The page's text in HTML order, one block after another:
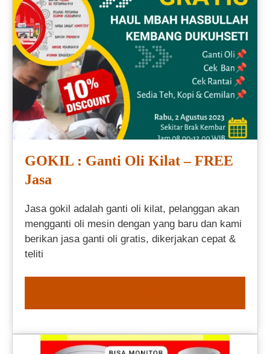
GOKIL : Ganti Oli Kilat – FREE
Jasa
Jasa gokil adalah ganti oli kilat, pelanggan akan
mengganti oli mesin dengan yang baru dan kami
berikan jasa ganti oli gratis, dikerjakan cepat &
teliti